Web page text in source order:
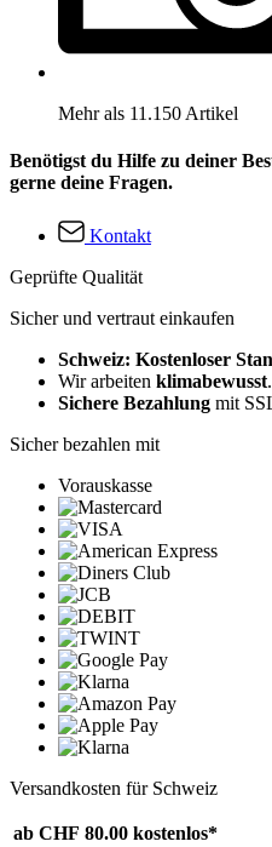
Mehr als 11.150 Artikel
Benötigst du Hilfe zu deiner
gerne deine Fragen.
Kontakt
Geprüfte Qualität
Sicher und vertraut einkaufen
Schweiz: Kostenloser
Wir arbeiten klimabewusst.
Sichere Bezahlung mit
Sicher bezahlen mit
Vorauskasse
Versandkosten für Schweiz
ab CHF 80.00 kostenlos*